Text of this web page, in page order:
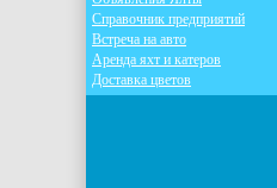
Справочник предприятий
Встреча на авто
Аренда яхт и катеров
Доставка цветов